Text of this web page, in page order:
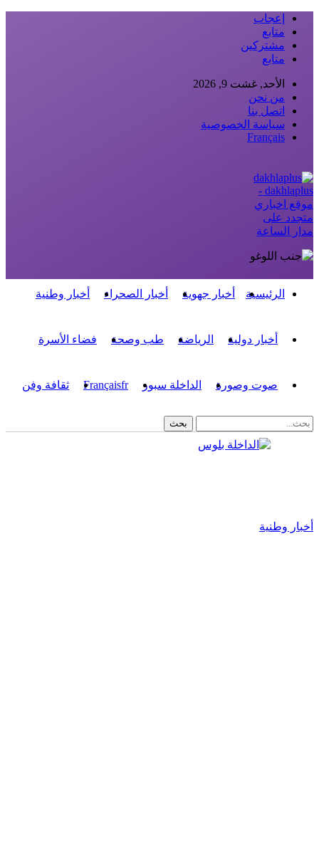
إعجاب
متابع
مشتركين
متابع
الأحد, غشت 9, 2026
من نحن
اتصل بنا
سياسة الخصوصية
Français
dakhlaplus -
موقع اخباري
متجدد على
مدار الساعة
الرئيسية أخبار جهوية أخبار الصحراء أخبار وطنية
أخبار دولية الرياضة طب وصحة فضاء الأسرة
صوت وصورة الداخلة سبور Françaisfr ثقافة وفن
أخبار وطنية